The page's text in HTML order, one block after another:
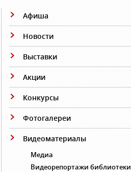
Афиша
Новости
Выставки
Акции
Конкурсы
Фотогалереи
Видеоматериалы
Медиа
Видеорепортажи библиотеки